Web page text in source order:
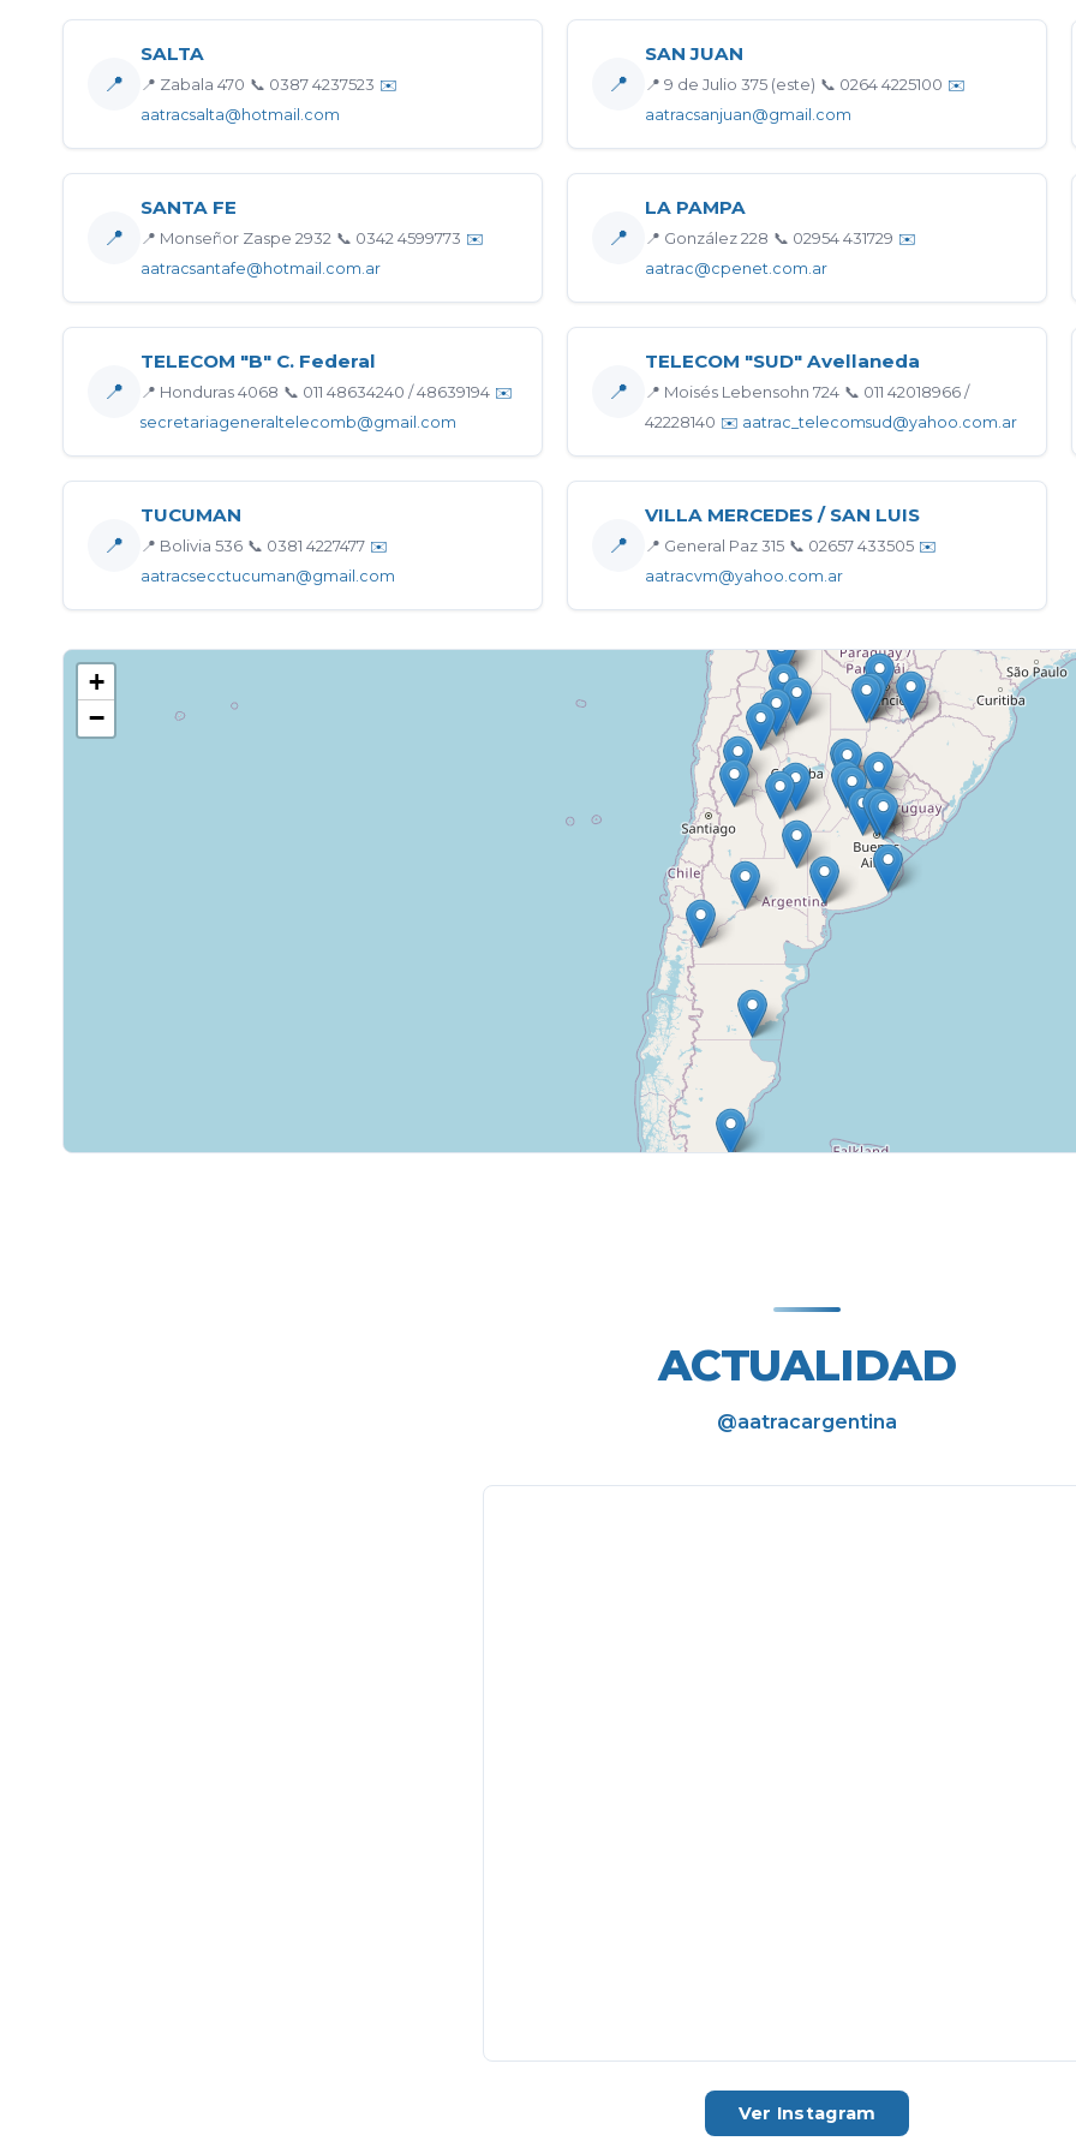
📍
SALTA
📍 Zabala 470 📞 0387 4237523 ✉️
aatracsalta@hotmail.com
📍
SAN JUAN
📍 9 de Julio 375 (este) 📞 0264 4225100 ✉️
aatracsanjuan@gmail.com
📍
SANTA FE
📍 Monseñor Zaspe 2932 📞 0342 4599773 ✉️
aatracsantafe@hotmail.com.ar
📍
LA PAMPA
📍 González 228 📞 02954 431729 ✉️
aatrac@cpenet.com.ar
📍
TELECOM "B" C. Federal
📍 Honduras 4068 📞 011 48634240 / 48639194 ✉️
secretariageneraltelecomb@gmail.com
📍
TELECOM "SUD" Avellaneda
📍 Moisés Lebensohn 724 📞 011 42018966 /
42228140 ✉️ aatrac_telecomsud@yahoo.com.ar
📍
TUCUMAN
📍 Bolivia 536 📞 0381 4227477 ✉️
aatracsecctucuman@gmail.com
📍
VILLA MERCEDES / SAN LUIS
📍 General Paz 315 📞 02657 433505 ✉️
aatracvm@yahoo.com.ar
+
−
ACTUALIDAD
@aatracargentina
Ver Instagram